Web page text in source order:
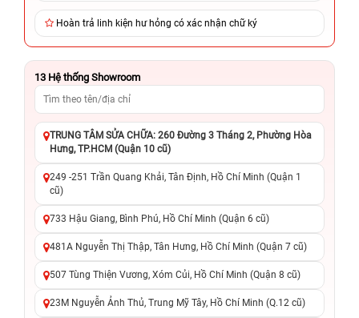
Hoàn trả linh kiện hư hỏng có xác nhận chữ ký
13 Hệ thống Showroom
TRUNG TÂM SỬA CHỮA: 260 Đường 3 Tháng 2, Phường Hòa
Hưng, TP.HCM (Quận 10 cũ)
249 -251 Trần Quang Khải, Tân Định, Hồ Chí Minh (Quận 1
cũ)
733 Hậu Giang, Bình Phú, Hồ Chí Minh (Quận 6 cũ)
481A Nguyễn Thị Thập, Tân Hưng, Hồ Chí Minh (Quận 7 cũ)
507 Tùng Thiện Vương, Xóm Củi, Hồ Chí Minh (Quận 8 cũ)
23M Nguyễn Ảnh Thủ, Trung Mỹ Tây, Hồ Chí Minh (Q.12 cũ)